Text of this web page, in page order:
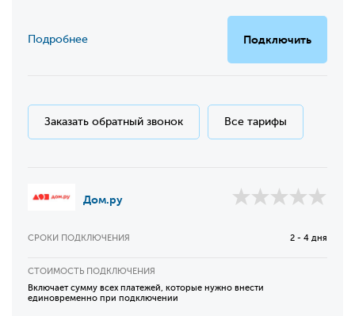
Подключить
Подробнее
Заказать обратный звонок Все тарифы
Дом.ру
СРОКИ ПОДКЛЮЧЕНИЯ 2 - 4 дня
СТОИМОСТЬ ПОДКЛЮЧЕНИЯ
Включает сумму всех платежей, которые нужно внести
единовременно при подключении